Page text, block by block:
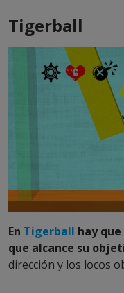
Tigerball
En Tigerball hay
que alcance su
dirección y los locos